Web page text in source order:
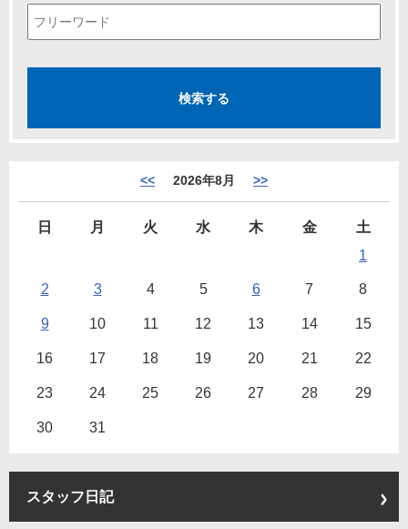
<< 2026年8月 >>
日 月 火 水 木 金
土
1
2 3 4 5 6 7 8
9 10 11 12 13 14 15
16 17 18 19 20 21 22
23 24 25 26 27 28 29
30 31
スタッフ日記